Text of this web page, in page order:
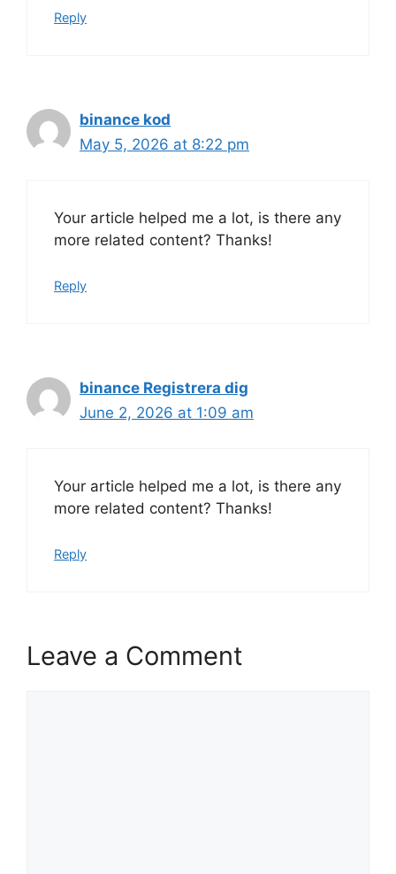
Reply
binance kod
May 5, 2026 at 8:22 pm
Your article helped me a lot, is there any
more related content? Thanks!
Reply
binance Registrera dig
June 2, 2026 at 1:09 am
Your article helped me a lot, is there any
more related content? Thanks!
Reply
Leave a Comment